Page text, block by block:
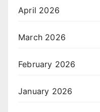
April 2026
March 2026
February 2026
January 2026